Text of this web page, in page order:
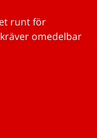
runt för
omedelbar